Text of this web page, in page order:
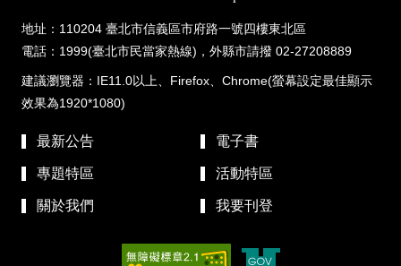
地址：110204 臺北市信義區市府路一號四樓東北區
電話：1999(臺北市民當家熱線)，外縣市請撥 02-27208889
建議瀏覽器：IE11.0以上、Firefox、Chrome(螢幕設定最佳顯示
效果為1920*1080)
最新公告 電子書
專題特區 活動特區
關於我們 我要刊登